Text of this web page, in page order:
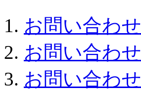
お問い合わせ
お問い合わせ
お問い合わせ